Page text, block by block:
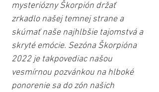
mysteriózny Škorpión držať
zrkadlo našej temnej strane a
skúmať naše najhlbšie tajomstvá a
skryté emócie. Sezóna Škorpióna
2022 je takpovediac našou
vesmírnou pozvánkou na hlboké
ponorenie sa do zón našich